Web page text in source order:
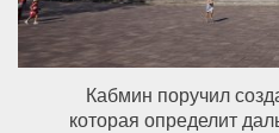
Кабмин поручил
которая определит